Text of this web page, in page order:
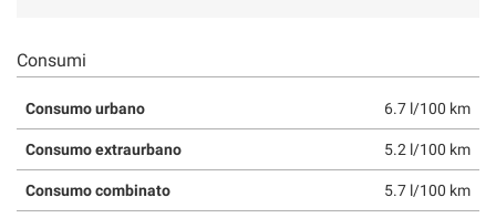
Consumi
Consumo urbano 6.7 l/100 km
Consumo extraurbano 5.2 l/100 km
Consumo combinato 5.7 l/100 km